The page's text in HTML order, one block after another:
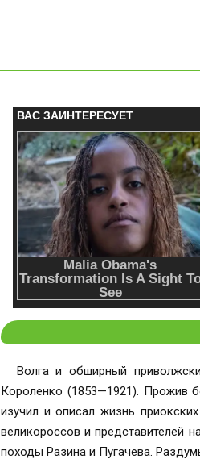
Волга и обширный
Короленко (1853—1921). Прожив
изучил и описал жизнь
великороссов и представителей
походы Разина и Пугачева.